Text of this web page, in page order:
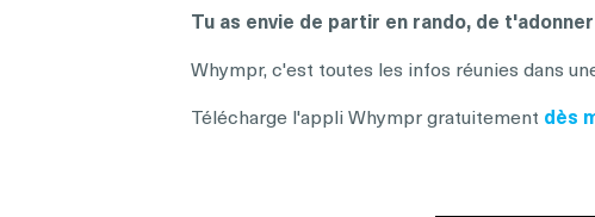
Tu as envie de partir en rando, de
Whympr, c'est toutes les infos réunies dans
Télécharge l'appli Whympr gratuitement dès